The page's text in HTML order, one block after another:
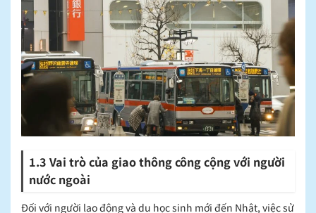
1.3 Vai trò của giao thông công cộng với người
nước ngoài
Đối với người lao động và du học sinh mới đến Nhật, việc sử